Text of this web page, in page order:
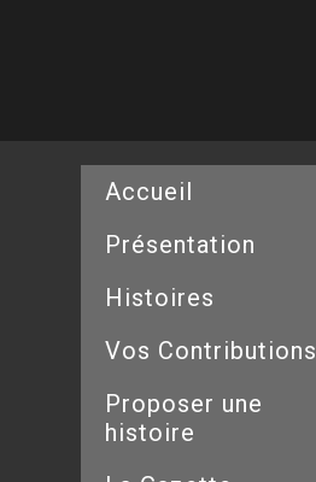
Accueil
Présentation
Histoires
Vos Contributions
Proposer une
histoire